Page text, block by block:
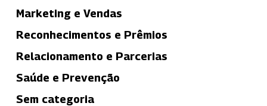
Marketing e Vendas
Reconhecimentos e Prêmios
Relacionamento e Parcerias
Saúde e Prevenção
Sem categoria